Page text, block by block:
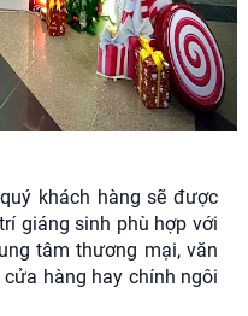
khách hàng sẽ được
giáng sinh phù hợp với
tâm thương mại, văn
hàng hay chính ngôi